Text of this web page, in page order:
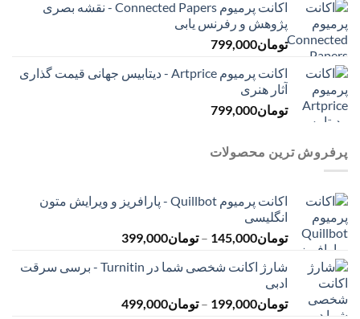
اکانت پرمیوم Connected Papers - نقشه بصری
پژوهش و رفرنس یابی
تومان799,000
اکانت پرمیوم Artprice - دیتابیس جهانی قیمت ‌گذاری
آثار هنری
تومان799,000
پرفروش ترین محصولات
اکانت پرمیوم Quillbot - پارافریز و ویرایش متون
انگلیسی
تومان145,000
– تومان399,000
تومان145,000
تومان399,000
شارژ اکانت شخصی شما در Turnitin - برسی سرقت
ادبی
تومان199,000
– تومان499,000محدوده